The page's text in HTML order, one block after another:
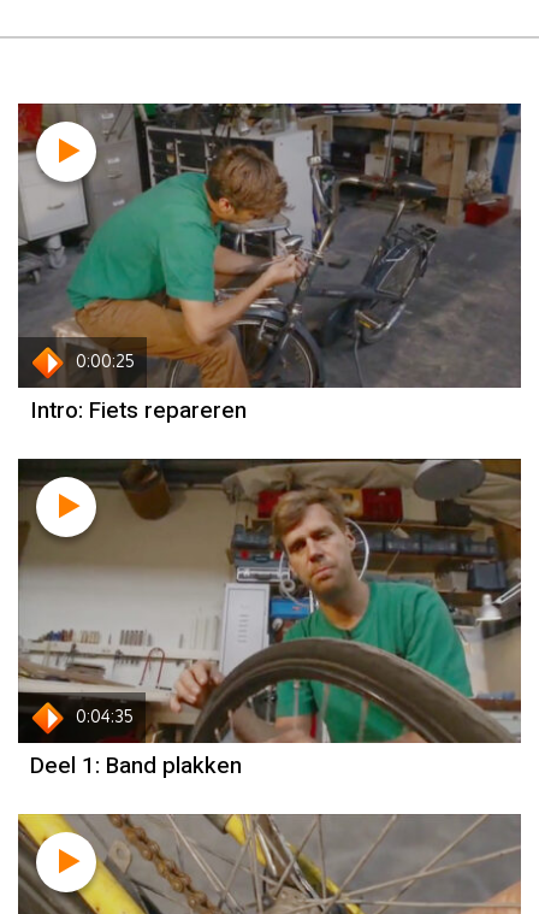
0:00:25
Intro: Fiets repareren
0:04:35
Deel 1: Band plakken